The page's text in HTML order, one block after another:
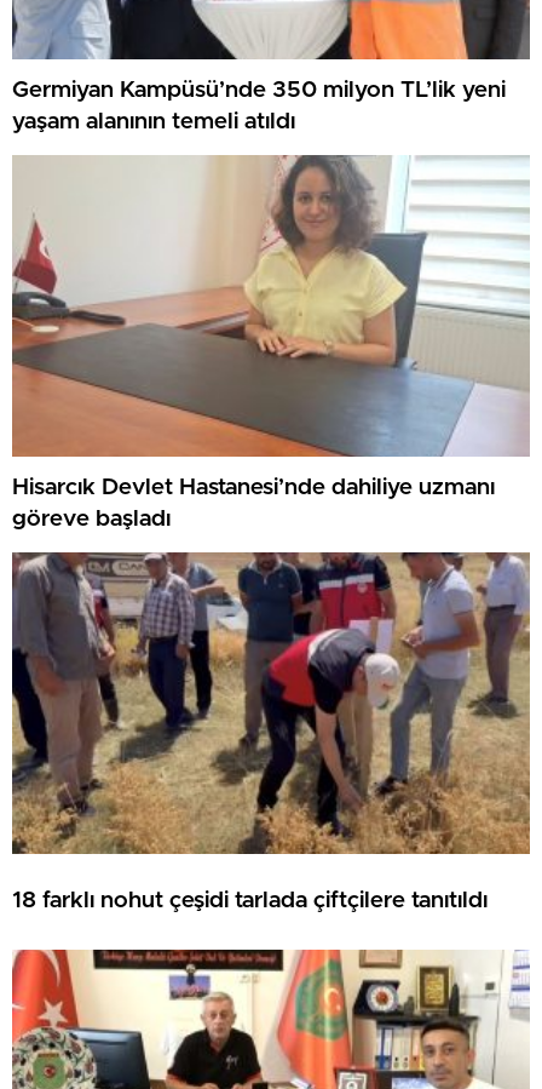
Germiyan Kampüsü’nde 350 milyon TL’lik yeni
yaşam alanının temeli atıldı
Hisarcık Devlet Hastanesi’nde dahiliye uzmanı
göreve başladı
18 farklı nohut çeşidi tarlada çiftçilere tanıtıldı